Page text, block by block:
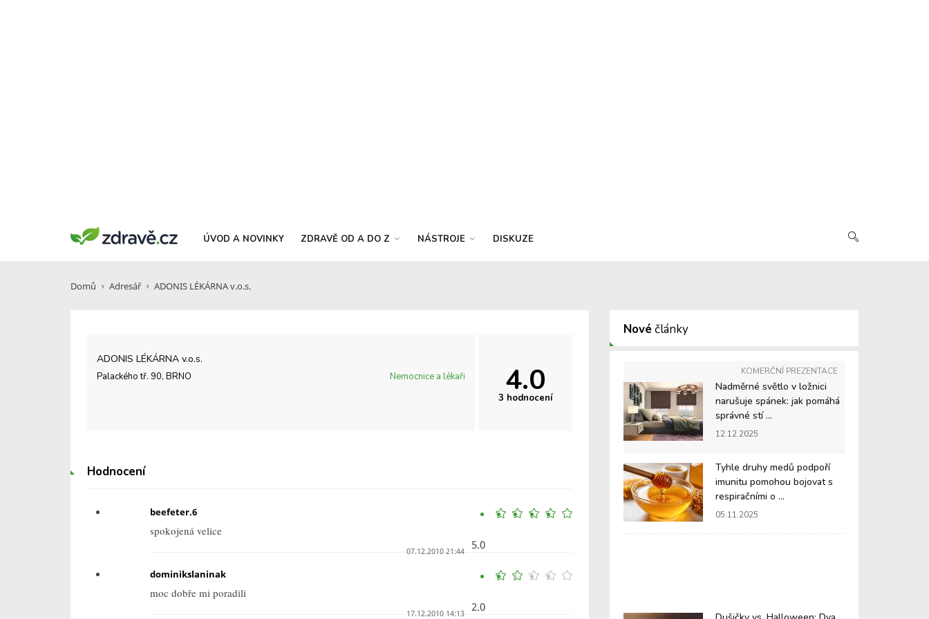
ÚVOD A NOVINKY ZDRAVĚ OD A DO Z NÁSTROJE DISKUZE
Domů Adresář ADONIS LÉKÁRNA v.o.s.
ADONIS LÉKÁRNA v.o.s.
Palackého tř. 90, BRNO Nemocnice a lékaři 4.0
3 hodnocení
Hodnocení
5.0
beefeter.6
spokojená velice
07.12.2010 21:44
2.0
dominikslaninak
moc dobře mi poradili
17.12.2010 14:13
Nové články
KOMERČNÍ PREZENTACE
Nadměrné světlo v ložnici
narušuje spánek: jak pomáhá
správné stí ...
12.12.2025
Tyhle druhy medů podpoří
imunitu pomohou bojovat s
respiračními o ...
05.11.2025